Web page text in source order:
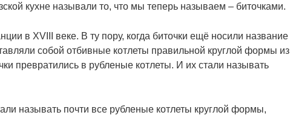
кухне называли то, что мы теперь называем – биточками.
в XVIII веке. В ту пору, когда биточки ещё носили название
собой отбивные котлеты правильной круглой формы из
превратились в рубленые котлеты. И их стали называть
называть почти все рубленые котлеты круглой формы,